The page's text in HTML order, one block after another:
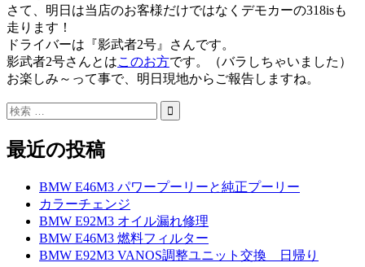
さて、明日は当店のお客様だけではなくデモカーの318isも
走ります！
ドライバーは『影武者2号』さんです。
影武者2号さんとはこのお方です。（バラしちゃいました）
お楽しみ～って事で、明日現地からご報告しますね。
最近の投稿
BMW E46M3 パワープーリーと純正プーリー
カラーチェンジ
BMW E92M3 オイル漏れ修理
BMW E46M3 燃料フィルター
BMW E92M3 VANOS調整ユニット交換 日帰り